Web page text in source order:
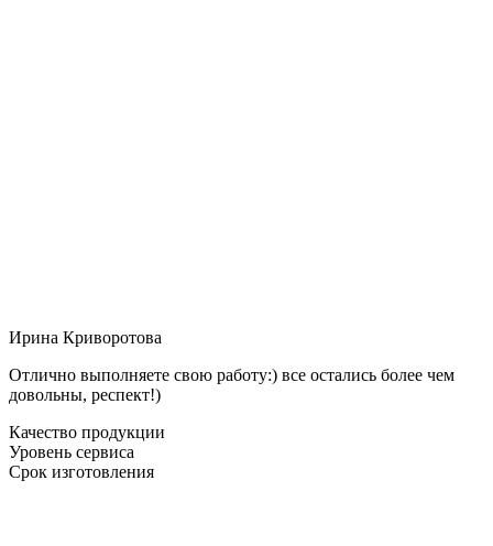
Ирина Криворотова
Отлично выполняете свою работу:) все остались более чем
довольны, респект!)
Качество продукции
Уровень сервиса
Срок изготовления